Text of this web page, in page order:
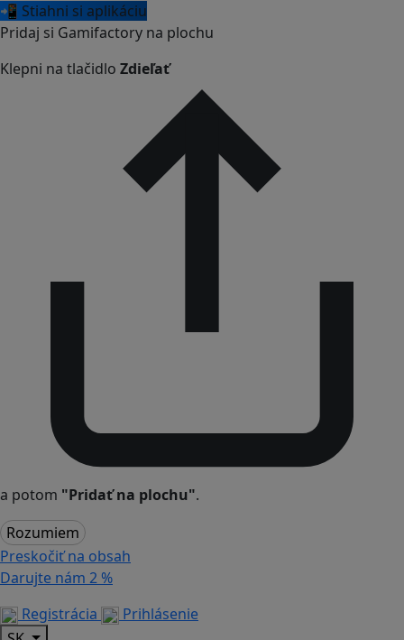
📲 Stiahni si aplikáciu
Pridaj si Gamifactory na plochu
Klepni na tlačidlo Zdieľať
a potom "Pridať na plochu".
Rozumiem
Preskočiť na obsah
Darujte nám 2 %
Registrácia
Prihlásenie